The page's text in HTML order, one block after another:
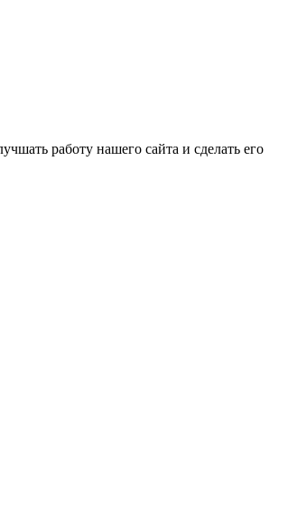
работу нашего сайта и сделать его